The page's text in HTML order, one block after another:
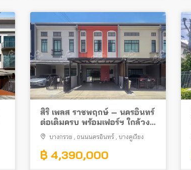
สิริ เพลส ราชพฤกษ์ – นครอินทร์
ต่อเติมครบ พร้อมเฟอร์ฯ ใกล้วง
เวียนพระราม 5
บางกรวย ถนนนครอินทร์ บางคูเวียง
฿ 4,390,000